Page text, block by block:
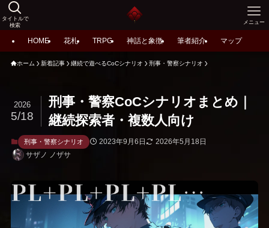
タイトルで
検索
メニュー
HOME 花札 TRPG 神話と象徴 筆者紹介 マップ
ホーム 新着記事 継続で遊べるCoCシナリオ 刑事・警察シナリオ
刑事・警察CoCシナリオまとめ｜
継続探索者・複数人向け
2026
5/18
刑事・警察シナリオ 2023年9月6日
2026年5月18日
サザノ ノザサ